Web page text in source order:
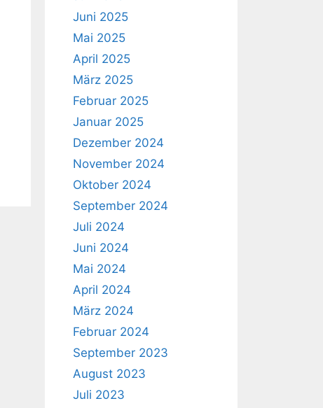
Juni 2025
Mai 2025
April 2025
März 2025
Februar 2025
Januar 2025
Dezember 2024
November 2024
Oktober 2024
September 2024
Juli 2024
Juni 2024
Mai 2024
April 2024
März 2024
Februar 2024
September 2023
August 2023
Juli 2023